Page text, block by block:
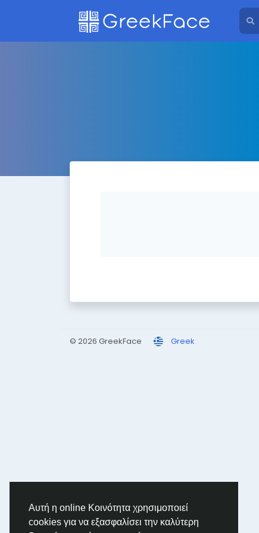
Αυτή η online Κοινότητα χρησιμοποιεί
cookies για να εξασφαλίσει την καλύτερη
© 2026 GreekFace Greek